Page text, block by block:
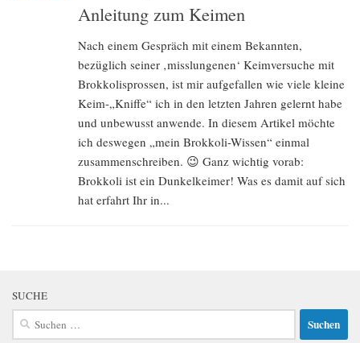
Anleitung zum Keimen
Nach einem Gespräch mit einem Bekannten,
bezüglich seiner ‚misslungenen‘ Keimversuche mit
Brokkolisprossen, ist mir aufgefallen wie viele kleine
Keim-„Kniffe“ ich in den letzten Jahren gelernt habe
und unbewusst anwende. In diesem Artikel möchte
ich deswegen „mein Brokkoli-Wissen“ einmal
zusammenschreiben. 😉 Ganz wichtig vorab:
Brokkoli ist ein Dunkelkeimer! Was es damit auf sich
hat erfahrt Ihr in...
SUCHE
Suchen
nach: